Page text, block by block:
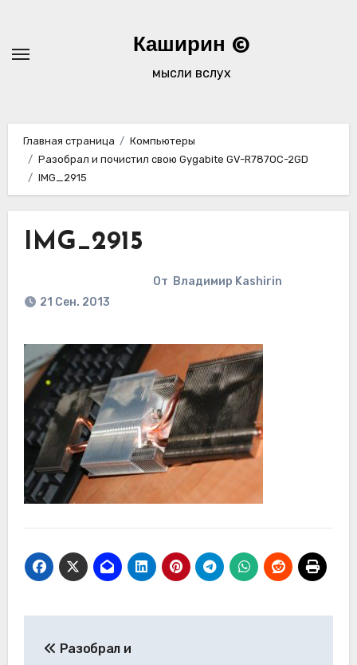
содержимому
Каширин ©
мысли вслух
Главная страница
Компьютеры
Разобрал и почистил свою Gygabite GV-R787OC-2GD
IMG_2915
IMG_2915
От Владимир Kashirin
21 Сен. 2013
Разобрал и